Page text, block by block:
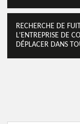
RECHERCHE DE
L’ENTREPRISE DE
DÉPLACER DANS